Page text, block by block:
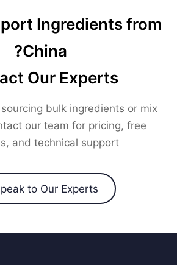
Ingredients from
China?
Our Experts
bulk ingredients or mix
our team for pricing, free
and technical support.
to Our Experts